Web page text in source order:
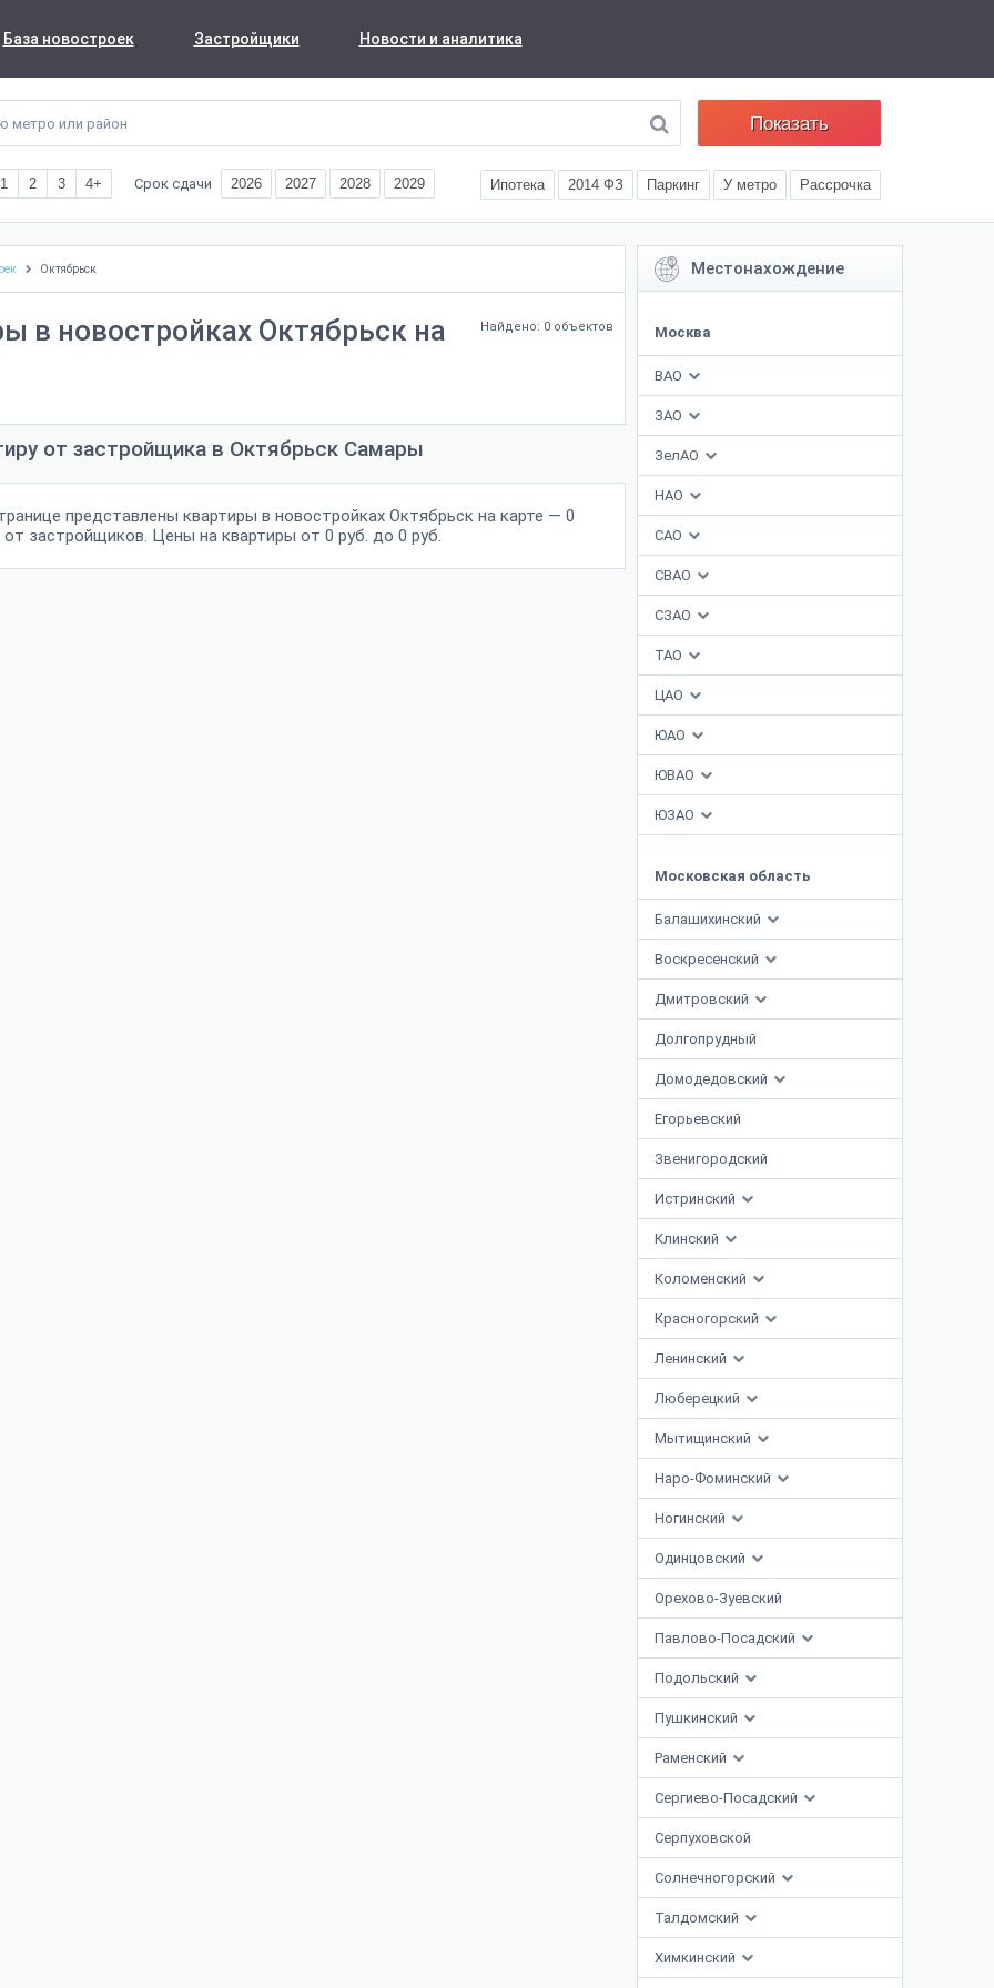
База новостроек Застройщики Новости и аналитика
Показать
1 2 3 4+ Срок сдачи 2026 2027 2028 2029 Ипотека 2014 ФЗ Паркинг У метро Рассрочка
Местонахождение
Москва
ВАО
ЗАО
ЗелАО
НАО
САО
СВАО
СЗАО
ТАО
ЦАО
ЮАО
ЮВАО
ЮЗАО
Московская область
Балашихинский
Воскресенский
Дмитровский
Долгопрудный
Домодедовский
Егорьевский
Звенигородский
Истринский
Клинский
Коломенский
Красногорский
Ленинский
Люберецкий
Мытищинский
Наро-Фоминский
Ногинский
Одинцовский
Орехово-Зуевский
Павлово-Посадский
Подольский
Пушкинский
Раменский
Сергиево-Посадский
Серпуховской
Солнечногорский
Талдомский
Химкинский
Октябрьск
Найдено: 0 объектов
в новостройках Октябрьск на
от застройщика в Октябрьск Самары
представлены квартиры в новостройках Октябрьск на карте — 0
застройщиков. Цены на квартиры от 0 руб. до 0 руб.